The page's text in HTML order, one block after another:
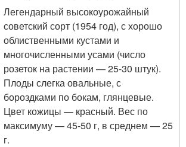
Легендарный высокоурожайный
советский сорт (1954 год), с хорошо
облиственными кустами и
многочисленными усами (число
розеток на растении — 25-30 штук).
Плоды слегка овальные, с
бороздками по бокам, глянцевые.
Цвет кожицы — красный. Вес по
максимуму — 45-50 г, в среднем — 25
г.